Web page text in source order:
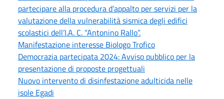
partecipare alla procedura d’appalto per servizi per la
valutazione della vulnerabilità sismica degli edifici
scolastici dell’I.A. C. “Antonino Rallo”.
Manifestazione interesse Biologo Trofico
Democrazia partecipata 2024: Avviso pubblico per la
presentazione di proposte progettuali
Nuovo intervento di disinfestazione adulticida nelle
isole Egadi